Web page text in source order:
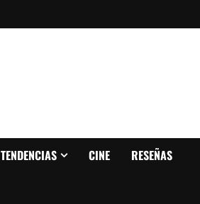
TENDENCIAS CINE RESEÑAS